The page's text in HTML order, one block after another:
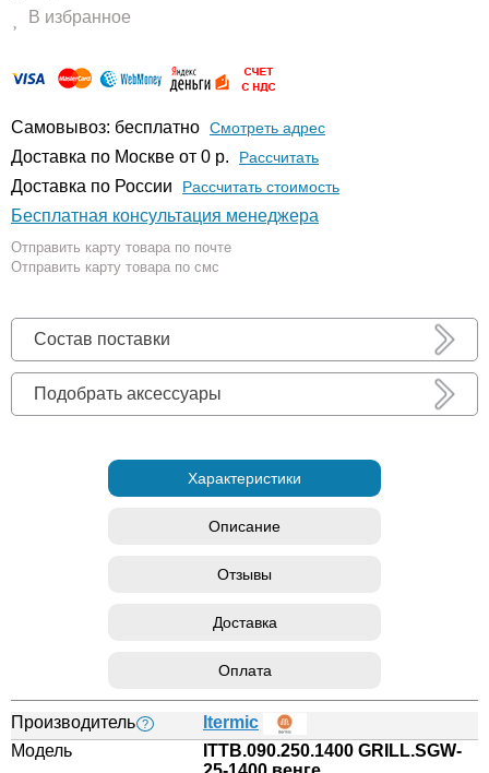
В избранное
Самовывоз: бесплатно Смотреть адрес
Доставка по Москве от 0 р. Расcчитать
Доставка по России Рассчитать стоимость
Бесплатная консультация менеджера
Отправить карту товара по почте
Отправить карту товара по смс
Состав поставки
Подобрать аксессуары
Характеристики
Описание
Отзывы
Доставка
Оплата
Производитель ?
Itermic
Модель
ITTB.090.250.1400 GRILL.SGW-